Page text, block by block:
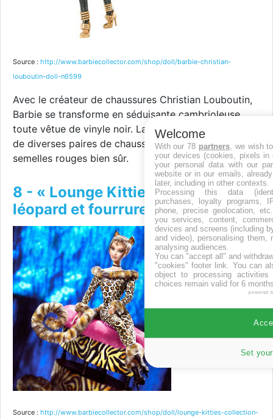
Source : http://www.barbiecollector.com/shop/doll/barbie-christian-
louboutin-doll-n6599
Avec le créateur de chaussures Christian Louboutin,
Barbie se transforme en séduisante cambrioleuse,
toute vêtue de vinyle noir. La poupée s'accompagne
de diverses paires de chaussures, ayant toutes des
semelles rouges bien sûr.
8 - « Lounge Kitties » : imprimé
léopard et fourrure rose (2004)
Source : http://www.barbiecollector.com/shop/doll/lounge-kitties-collection-
Welcome
With our 78 partners, we wish
your devices (cookies, pixels
your personal data with our
website or in our emails,
later, including in other contexts.
Processing this data
purchases, loyalty programs,
phone, precise geolocation,
you services, content,
devices and screens (including
and video), personalising them,
analysing audiences.
You can "accept all" and
"cookies" footer link . You can
object to processing
choices remain valid for 6
powered
Set